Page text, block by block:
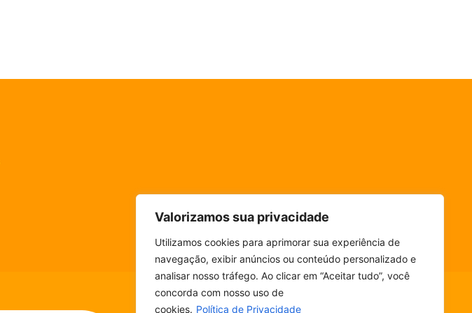
Valorizamos sua privacidade
Utilizamos cookies para aprimorar sua experiência de
navegação, exibir anúncios ou conteúdo personalizado e
analisar nosso tráfego. Ao clicar em “Aceitar tudo”, você
concorda com nosso uso de
cookies. Política de Privacidade